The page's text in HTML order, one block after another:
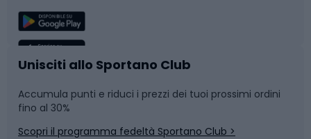
Sport di squadra
Caschi da ciclismo
Skitouring
Camminata nordica
Nuoto
Pattinaggio
Unisciti allo Sportano Club
Accumula punti e riduci i prezzi dei tuoi prossimi ordini
fino al 30%
Scopri il programma fedeltà Sportano Club >